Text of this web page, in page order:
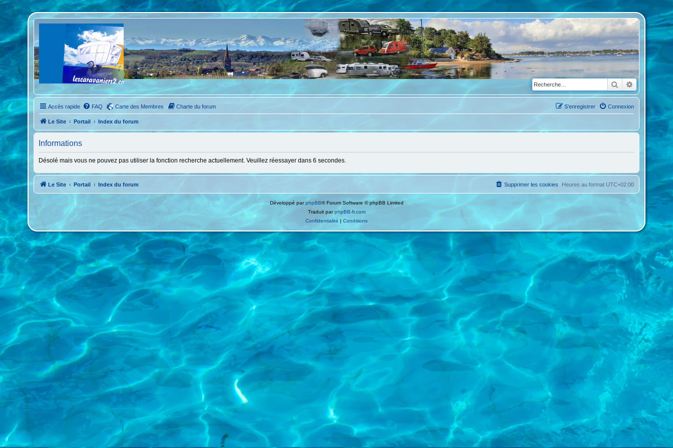
Rechercher
Accès rapide FAQ Carte des Membres Charte du forum Connexion
S’enregistrer
Le Site Portail Index du forum
Informations
Désolé mais vous ne pouvez pas utiliser la fonction recherche actuellement. Veuillez réessayer dans 6 secondes.
Le Site Portail Index du forum Heures au format UTC+02:00
Supprimer les cookies
Développé parphpBB® Forum Software © phpBB Limited
Traduit parphpBB-fr.com
Confidentialité | Conditions